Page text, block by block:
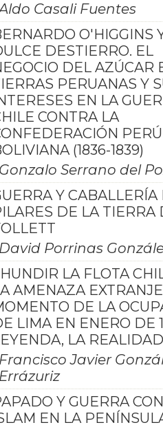
Casali Fuentes
O'HIGGINS
DESTIERRO. EL
DEL AZÚCAR
PERUANAS Y
EN LA
CONTRA LA
(1836-1839)
Gonzalo Serrano del
Y CABALLERÍA
DE LA TIERRA
David Porrinas
LA FLOTA
AMENAZA
DE LA
LIMA EN ENERO DE
LA REALIDAD
Francisco Javier
Errázuriz
Y GUERRA
EN LA